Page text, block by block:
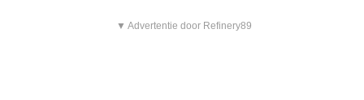
▼ Advertentie door Refinery89